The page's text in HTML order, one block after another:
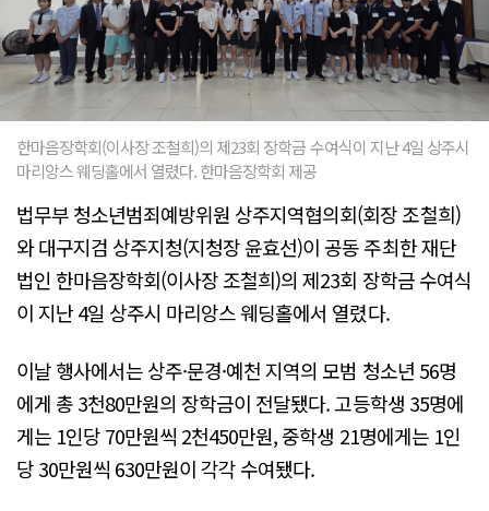
한마음장학회(이사장 조철희)의 제23회 장학금 수여식이 지난 4일 상주시
마리앙스 웨딩홀에서 열렸다. 한마음장학회 제공
법무부 청소년범죄예방위원 상주지역협의회(회장 조철희)
와 대구지검 상주지청(지청장 윤효선)이 공동 주최한 재단
법인 한마음장학회(이사장 조철희)의 제23회 장학금 수여식
이 지난 4일 상주시 마리앙스 웨딩홀에서 열렸다.
이날 행사에서는 상주·문경·예천 지역의 모범 청소년 56명
에게 총 3천80만원의 장학금이 전달됐다. 고등학생 35명에
게는 1인당 70만원씩 2천450만원, 중학생 21명에게는 1인
당 30만원씩 630만원이 각각 수여됐다.